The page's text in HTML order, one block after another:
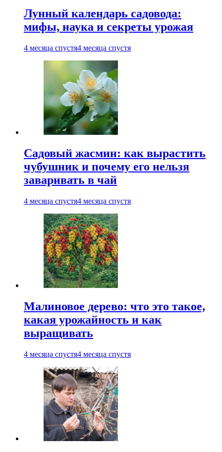
Лунный календарь садовода:
мифы, наука и секреты урожая
4 месяца спустя4 месяца спустя
Садовый жасмин: как вырастить
чубушник и почему его нельзя
заваривать в чай
4 месяца спустя4 месяца спустя
Малиновое дерево: что это такое,
какая урожайность и как
выращивать
4 месяца спустя4 месяца спустя